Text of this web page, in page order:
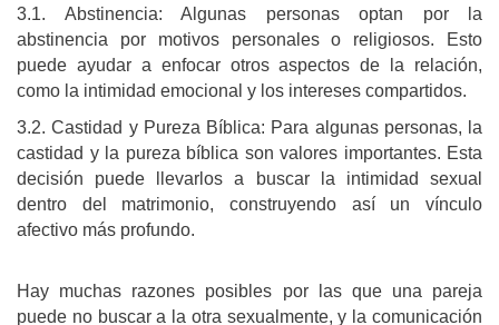
3.1. Abstinencia: Algunas personas optan por la
abstinencia por motivos personales o religiosos. Esto
puede ayudar a enfocar otros aspectos de la relación,
como la intimidad emocional y los intereses compartidos.
3.2. Castidad y Pureza Bíblica: Para algunas personas, la
castidad y la pureza bíblica son valores importantes. Esta
decisión puede llevarlos a buscar la intimidad sexual
dentro del matrimonio, construyendo así un vínculo
afectivo más profundo.
Hay muchas razones posibles por las que una pareja
puede no buscar a la otra sexualmente, y la comunicación